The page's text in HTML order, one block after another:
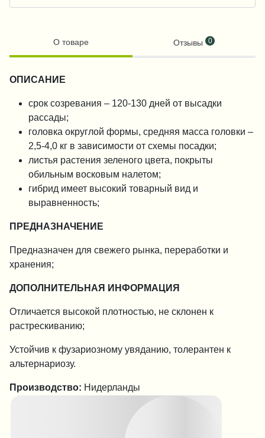
О товаре Отзывы 0
ОПИСАНИЕ
срок созревания – 120-130 дней от высадки
рассады;
головка округлой формы, средняя масса головки –
2,5-4,0 кг в зависимости от схемы посадки;
листья растения зеленого цвета, покрыты
обильным восковым налетом;
гибрид имеет высокий товарный вид и
выравненность;
ПРЕДНАЗНАЧЕНИЕ
Предназначен для свежего рынка, переработки и
хранения;
ДОПОЛНИТЕЛЬНАЯ ИНФОРМАЦИЯ
Отличается высокой плотностью, не склонен к
растрескиванию;
Устойчив к фузариозному увяданию, толерантен к
альтернариозу.
Производство: Нидерланды